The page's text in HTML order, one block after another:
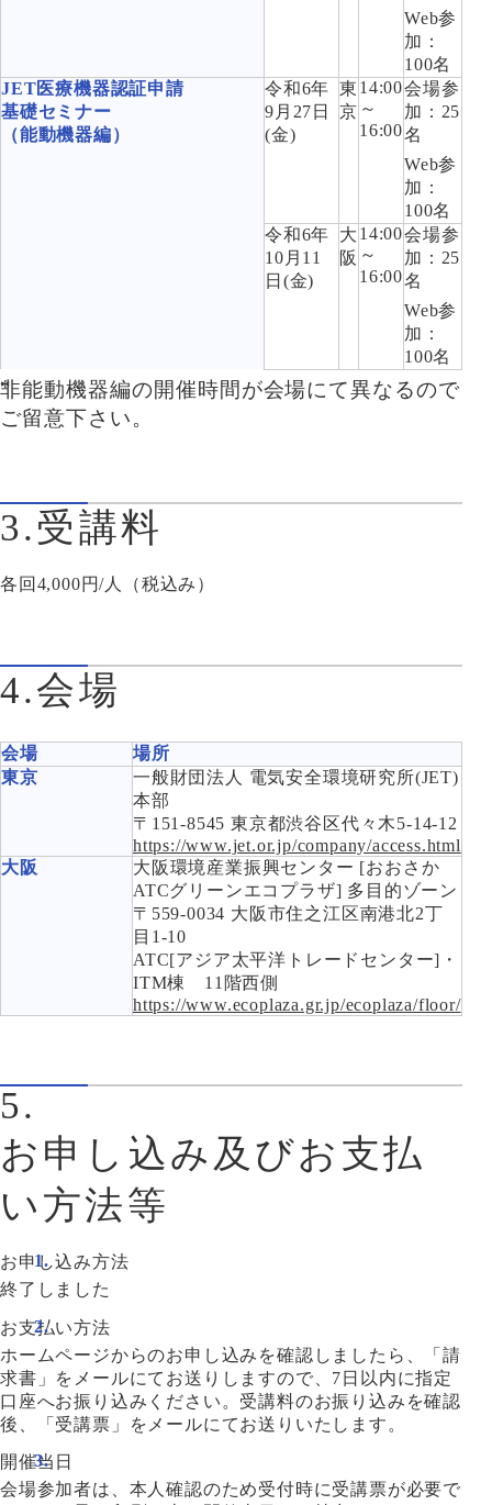
Web参
加：
100名
JET医療機器認証申請
基礎セミナー
（能動機器編）
令和6年
9月27日
(金)
東
京
14:00
～
16:00
会場参
加：25
名
Web参
加：
100名
令和6年
10月11
日(金)
大
阪
14:00
～
16:00
会場参
加：25
名
Web参
加：
100名
非能動機器編の開催時間が会場にて異なるので
ご留意下さい。
3.受講料
各回4,000円/人（税込み）
4.会場
会場
場所
東京
一般財団法人 電気安全環境研究所(JET)
本部
〒151-8545 東京都渋谷区代々木5-14-12
https://www.jet.or.jp/company/access.html
大阪
大阪環境産業振興センター [おおさか
ATCグリーンエコプラザ] 多目的ゾーン
〒559-0034 大阪市住之江区南港北2丁
目1-10
ATC[アジア太平洋トレードセンター]・
ITM棟 11階西側
https://www.ecoplaza.gr.jp/ecoplaza/floor/
5.
お申し込み及びお支払
い方法等
お申し込み方法
終了しました
お支払い方法
ホームページからのお申し込みを確認しましたら、「請
求書」をメールにてお送りしますので、7日以内に指定
口座へお振り込みください。受講料のお振り込みを確認
後、「受講票」をメールにてお送りいたします。
開催当日
会場参加者は、本人確認のため受付時に受講票が必要で